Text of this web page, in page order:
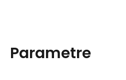
Parametre